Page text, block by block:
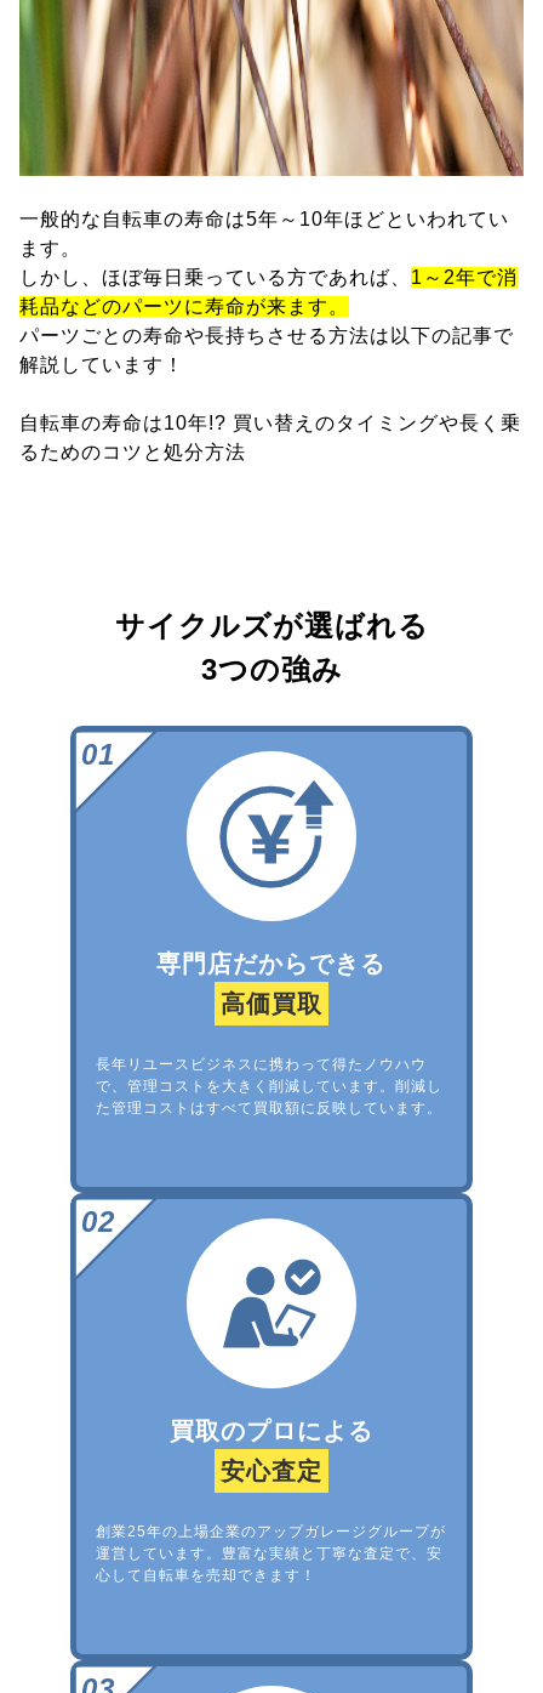
一般的な自転車の寿命は5年～10年ほどといわれてい
ます。
しかし、ほぼ毎日乗っている方であれば、 1～2年で消
耗品などのパーツに寿命が来ます。
パーツごとの寿命や長持ちさせる方法は以下の記事で
解説しています！
自転車の寿命は10年!? 買い替えのタイミングや長く乗
るためのコツと処分方法
サイクルズが選ばれる
3つの強み
専門店だからできる
高価買取
長年リユースビジネスに携わって得たノウハウ
で、管理コストを大きく削減しています。削減し
た管理コストはすべて買取額に反映しています。
買取のプロによる
安心査定
創業25年の上場企業のアップガレージグループが
運営しています。豊富な実績と丁寧な査定で、安
心して自転車を売却できます！